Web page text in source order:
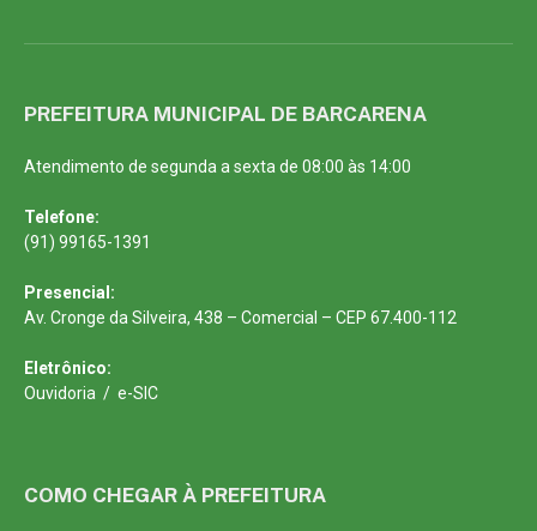
PREFEITURA MUNICIPAL DE BARCARENA
Atendimento de segunda a sexta de 08:00 às 14:00
Telefone:
(91) 99165-1391
Presencial:
Av. Cronge da Silveira, 438 – Comercial – CEP 67.400-112
Eletrônico:
Ouvidoria / e-SIC
COMO CHEGAR À PREFEITURA